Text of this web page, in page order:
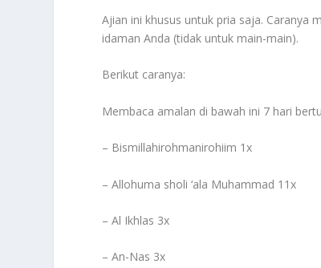
Ajian ini khusus untuk pria saja. Caranya
idaman Anda (tidak untuk main-main).
Berikut caranya:
Membaca amalan di bawah ini 7 hari
– Bismillahirohmanirohiim 1x
– Allohuma sholi ‘ala Muhammad 11x
– Al Ikhlas 3x
– An-Nas 3x